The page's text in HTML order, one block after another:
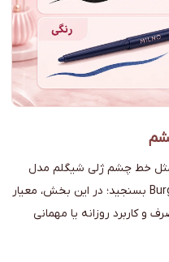
مثل خط چشم ژلی شیگلم مدل
Boldline Longwear رنگ زرشکی Burgundy بسنجید؛ در این بخش، معیار
و کاربرد روزانه یا مهمانی